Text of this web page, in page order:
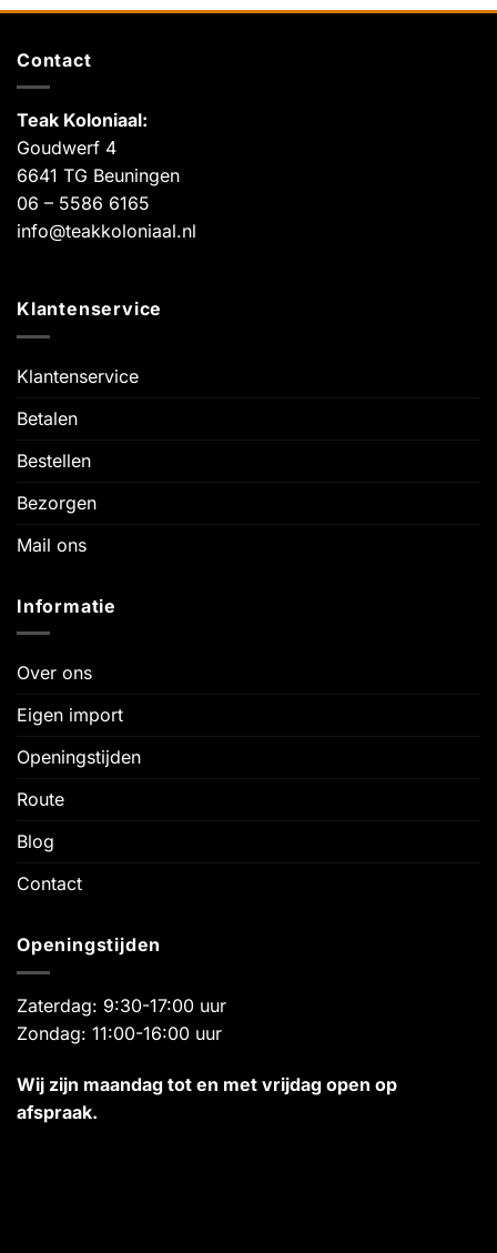
Contact
Teak Koloniaal:
Goudwerf 4
6641 TG Beuningen
06 – 5586 6165
info@teakkoloniaal.nl
Klantenservice
Klantenservice
Betalen
Bestellen
Bezorgen
Mail ons
Informatie
Over ons
Eigen import
Openingstijden
Route
Blog
Contact
Openingstijden
Zaterdag: 9:30-17:00 uur
Zondag: 11:00-16:00 uur
Wij zijn maandag tot en met vrijdag open op
afspraak.